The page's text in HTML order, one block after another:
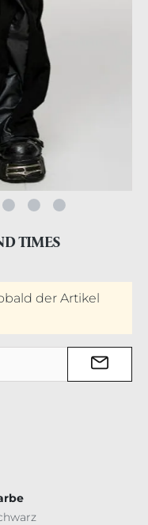
TIMES
der Artikel